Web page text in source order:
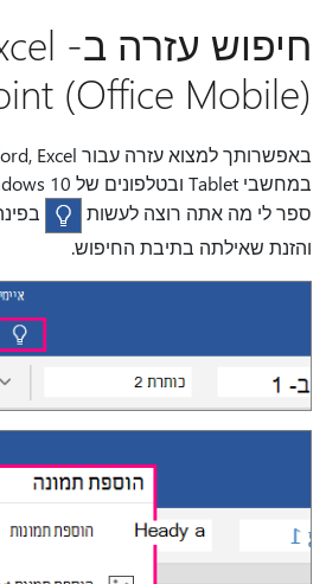
(Office Mobile)
ספר לי מה אתה רוצה לעשות
והזנת שאילתה בתיבת החיפוש.